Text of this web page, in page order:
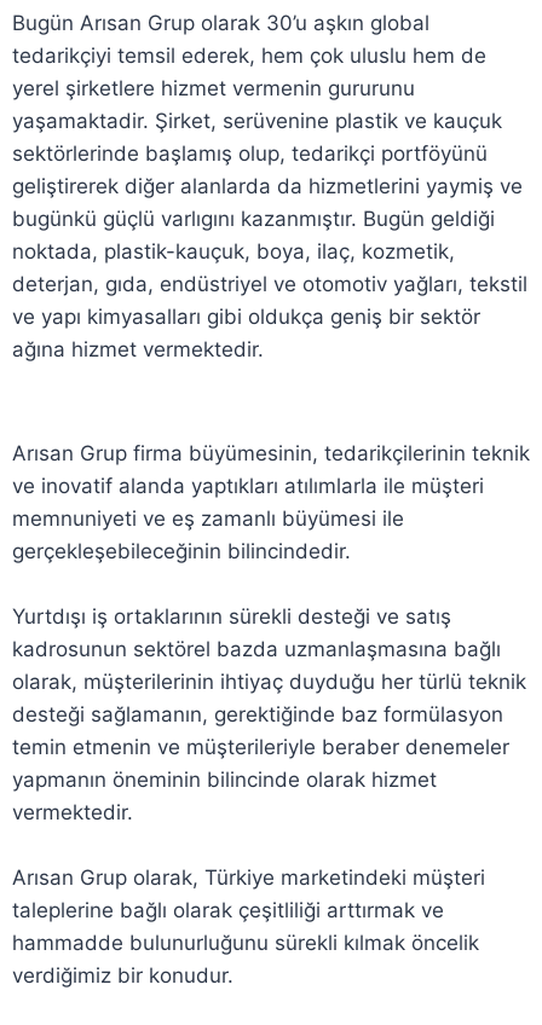
Bugün Arısan Grup olarak 30’u aşkın global
tedarikçiyi temsil ederek, hem çok uluslu hem de
yerel şirketlere hizmet vermenin gururunu
yaşamaktadir. Şirket, serüvenine plastik ve kauçuk
sektörlerinde başlamış olup, tedarikçi portföyünü
geliştirerek diğer alanlarda da hizmetlerini yaymiş ve
bugünkü güçlü varlıgını kazanmıştır. Bugün geldiği
noktada, plastik-kauçuk, boya, ilaç, kozmetik,
deterjan, gıda, endüstriyel ve otomotiv yağları, tekstil
ve yapı kimyasalları gibi oldukça geniş bir sektör
ağına hizmet vermektedir.
Arısan Grup firma büyümesinin, tedarikçilerinin teknik
ve inovatif alanda yaptıkları atılımlarla ile müşteri
memnuniyeti ve eş zamanlı büyümesi ile
gerçekleşebileceğinin bilincindedir.
Yurtdışı iş ortaklarının sürekli desteği ve satış
kadrosunun sektörel bazda uzmanlaşmasına bağlı
olarak, müşterilerinin ihtiyaç duyduğu her türlü teknik
desteği sağlamanın, gerektiğinde baz formülasyon
temin etmenin ve müşterileriyle beraber denemeler
yapmanın öneminin bilincinde olarak hizmet
vermektedir.
Arısan Grup olarak, Türkiye marketindeki müşteri
taleplerine bağlı olarak çeşitliliği arttırmak ve
hammadde bulunurluğunu sürekli kılmak öncelik
verdiğimiz bir konudur.